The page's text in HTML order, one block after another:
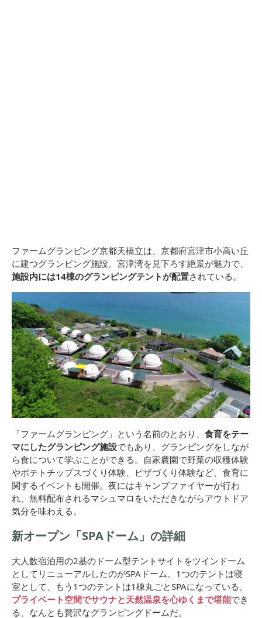
ファームグランピング京都天橋立は、京都府宮津市小高い丘
に建つグランピング施設。宮津湾を見下ろす絶景が魅力で、
施設内には14棟のグランピングテントが配置されている。
「ファームグランピング」という名前のとおり、 食育をテー
マにしたグランピング施設でもあり、グランピングをしなが
ら食について学ぶことができる。自家農園で野菜の収穫体験
やポテトチップスづくり体験、ピザづくり体験など、食育に
関するイベントも開催。夜にはキャンプファイヤーが行わ
れ、無料配布されるマシュマロをいただきながらアウトドア
気分を味わえる。
新オープン「SPAドーム」の詳細
大人数宿泊用の2基のドーム型テントサイトをツインドーム
としてリニューアルしたのがSPAドーム。1つのテントは寝
室として、もう1つのテントは1棟丸ごとSPAになっている。
プライベート空間でサウナと天然温泉を心ゆくまで堪能でき
る、なんとも贅沢なグランピングドームだ。